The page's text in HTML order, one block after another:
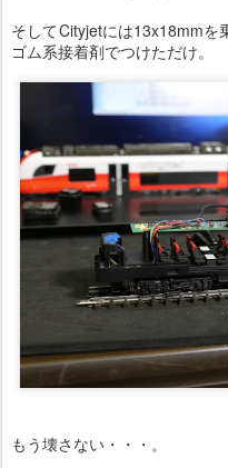
そしてCityjetには13x18mmを
ゴム系接着剤でつけただけ。
もう壊さない・・・。